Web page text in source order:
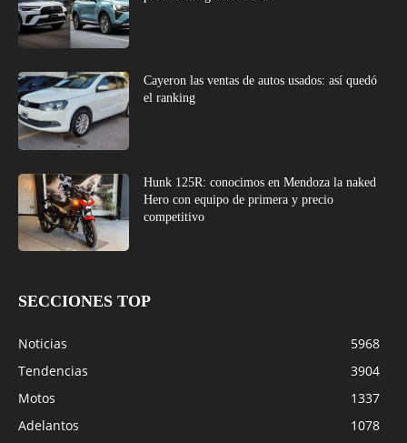
Cayeron las ventas de autos usados: así quedó
el ranking
Hunk 125R: conocimos en Mendoza la naked
Hero con equipo de primera y precio
competitivo
SECCIONES TOP
Noticias
5968
Tendencias
3904
Motos
1337
Adelantos
1078